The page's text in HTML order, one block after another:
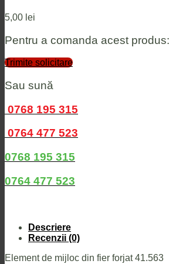
5,00 lei
Pentru a comanda acest produs:
Trimite solicitare
Sau sună
0768 195 315
0764 477 523
0768 195 315
0764 477 523
Descriere
Recenzii (0)
Element de mijloc din fier forjat 41.563